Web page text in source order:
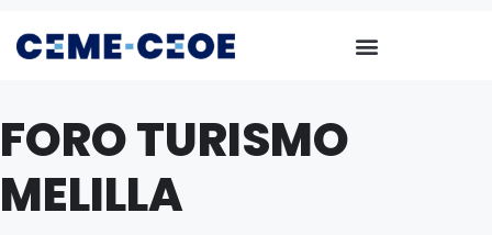
FORO TURISMO
MELILLA